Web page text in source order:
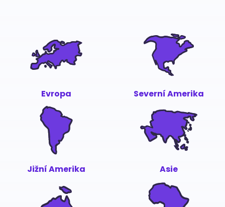
Evropa Severní Amerika
Jižní Amerika Asie